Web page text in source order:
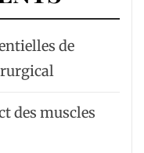
de
des muscles